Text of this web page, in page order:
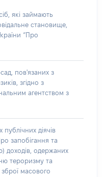
які займають
становище,
“Про
пов'язаних з
згідно з
агентством з
діячів
запобігання та
доходів, одержаних
тероризму та
масового